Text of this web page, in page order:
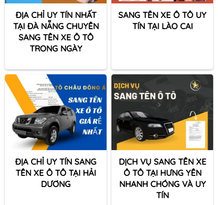
ĐỊA CHỈ UY TÍN NHẤT
TẠI ĐÀ NẴNG CHUYÊN
SANG TÊN XE Ô TÔ
TRONG NGÀY
SANG TÊN XE Ô TÔ UY
TÍN TẠI LÀO CAI
ĐỊA CHỈ UY TÍN SANG
TÊN XE Ô TÔ TẠI HẢI
DƯƠNG
DỊCH VỤ SANG TÊN XE
Ô TÔ TẠI HƯNG YÊN
NHANH CHÓNG VÀ UY
TÍN